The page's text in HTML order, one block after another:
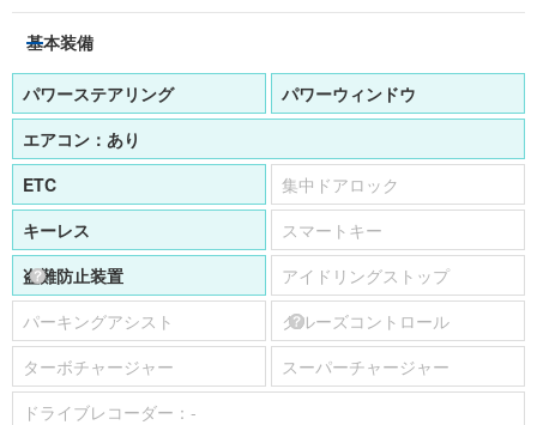
基本装備
パワーステアリング
パワーウィンドウ
エアコン： あり
ETC
集中ドアロック
キーレス
スマートキー
盗難防止装置
アイドリングストップ
パーキングアシスト
クルーズコントロール
ターボチャージャー
スーパーチャージャー
ドライブレコーダー： -